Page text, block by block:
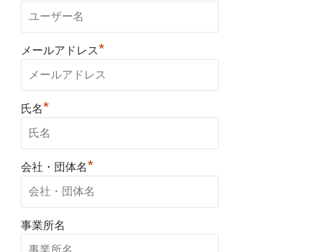
メールアドレス*
氏名*
会社・団体名*
事業所名